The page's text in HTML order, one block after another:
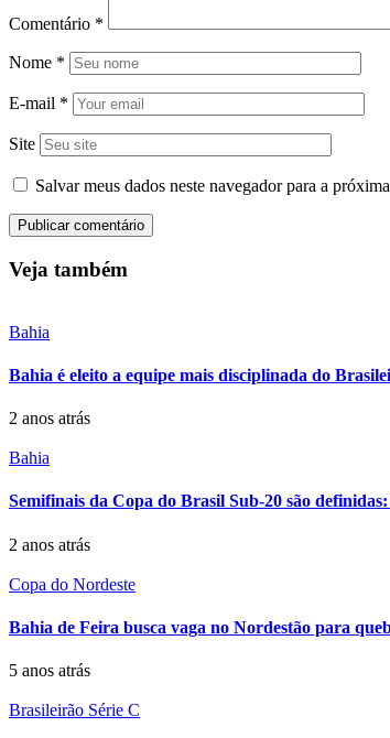
Comentário *
Nome *
E-mail *
Site
Salvar meus dados neste navegador para a
Veja também
Bahia
Bahia é eleito a equipe mais disciplinada do
2 anos atrás
Bahia
Semifinais da Copa do Brasil Sub-20 são
2 anos atrás
Copa do Nordeste
Bahia de Feira busca vaga no Nordestão para
5 anos atrás
Brasileirão Série C